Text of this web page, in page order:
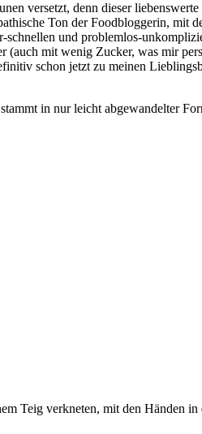
versetzt, denn dieser
Ton der Foodbloggerin,
schnellen und problemlos-
(auch mit wenig Zucker, was mir
schon jetzt zu meinen
in nur leicht abgewandelter
Teig verkneten, mit den Händen